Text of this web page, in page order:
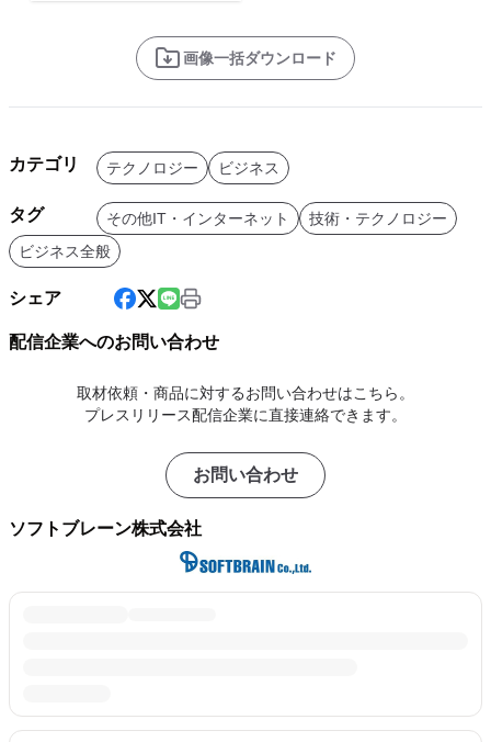
画像一括ダウンロード
カテゴリ テクノロジー ビジネス
タグ その他IT・インターネット
技術・テクノロジー
ビジネス全般
シェア
配信企業へのお問い合わせ
取材依頼・商品に対するお問い合わせはこちら。
プレスリリース配信企業に直接連絡できます。
お問い合わせ
ソフトブレーン株式会社